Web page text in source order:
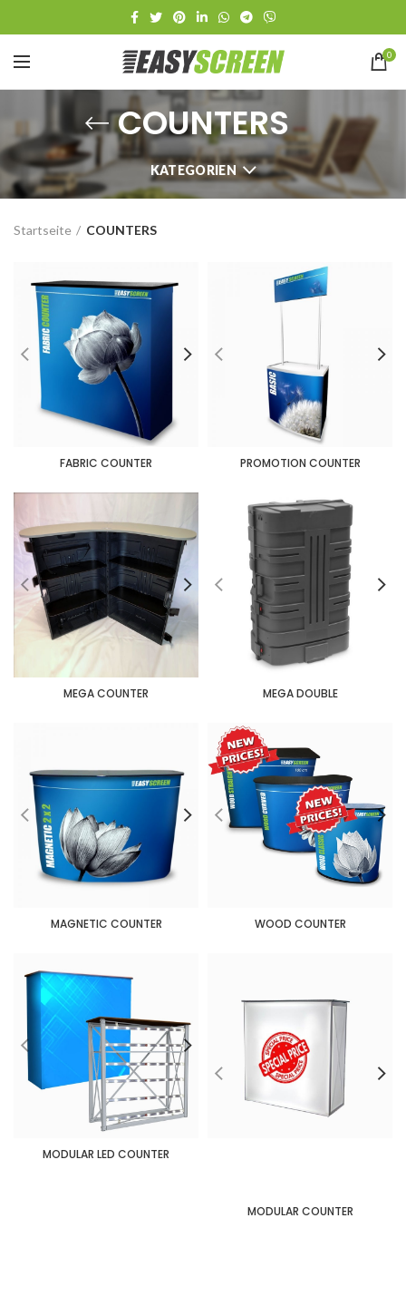
0
COUNTERS
KATEGORIEN
Startseite COUNTERS
FABRIC COUNTER PROMOTION COUNTER
MEGA COUNTER MEGA DOUBLE
MAGNETIC COUNTER WOOD COUNTER
MODULAR LED COUNTER
MODULAR COUNTER